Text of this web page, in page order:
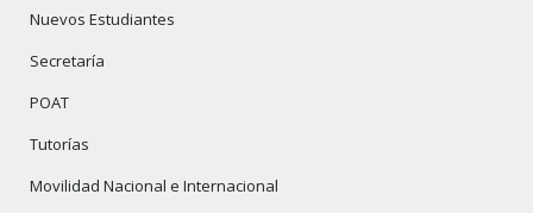
Nuevos Estudiantes
Secretaría
POAT
Tutorías
Movilidad Nacional e Internacional